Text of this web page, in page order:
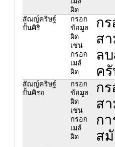
ผิด
สัณญ์คริษฐ์
ปั้นศิริ
กรอก
ข้อมูล
ผิด
เช่น
กรอก
เมล์
ผิด
ก
ส
ล
ค
สัณญ์คริษฐ์
ปั้นศิรอ
กรอก
ข้อมูล
ผิด
เช่น
กรอก
เมล์
ผิด
ก
ส
ก
ส